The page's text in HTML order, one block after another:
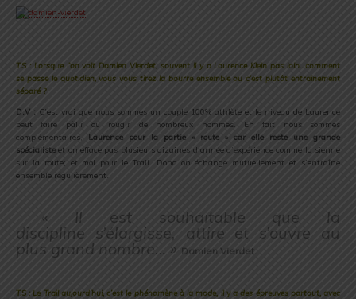
T.S : Lorsque l’on voit Damien Vierdet, souvent il y a Laurence Klein pas loin…comment
se passe le quotidien, vous vous tirez la bourre ensemble ou c’est plutôt entrainement
séparé ?
D.V : C’est vrai que nous sommes un couple 100% athlète et le niveau de Laurence
peut faire pâlir ou rougir de nombreux hommes. En fait nous sommes
complémentaires, Laurence pour la partie « route » car elle reste une grande
spécialiste et on efface pas plusieurs dizaines d’année d’expérience comme la sienne
sur la route; et moi pour le Trail. Donc on échange mutuellement et s’entraîne
ensemble régulièrement.
« Il est souhaitable que la
discipline s’élargisse, attire et s’ouvre au
plus grand nombre… » Damien Vierdet.
T.S : Le Trail aujourd’hui, c’est le phénomène à la mode, il y a des épreuves partout, avec